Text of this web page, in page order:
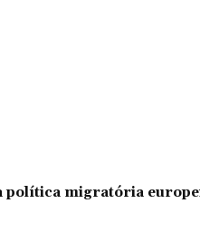
política migratória